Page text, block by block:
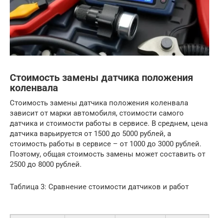
Стоимость замены датчика положения
коленвала
Стоимость замены датчика положения коленвала
зависит от марки автомобиля, стоимости самого
датчика и стоимости работы в сервисе. В среднем, цена
датчика варьируется от 1500 до 5000 рублей, а
стоимость работы в сервисе – от 1000 до 3000 рублей.
Поэтому, общая стоимость замены может составить от
2500 до 8000 рублей.
Таблица 3: Сравнение стоимости датчиков и работ